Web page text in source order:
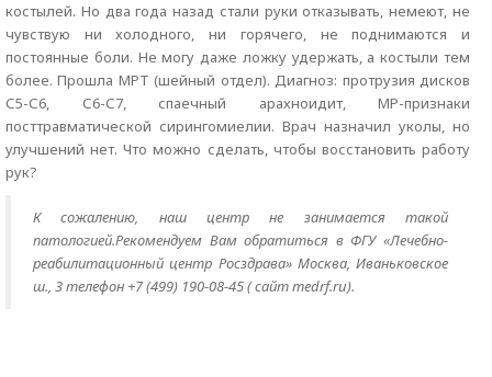
костылей. Но два года назад стали руки отказывать, немеют, не
чувствую ни холодного, ни горячего, не поднимаются и
постоянные боли. Не могу даже ложку удержать, а костыли тем
более. Прошла МРТ (шейный отдел). Диагноз: протрузия дисков
С5-С6, С6-С7, спаечный арахноидит, МР-признаки
посттравматической сирингомиелии. Врач назначил уколы, но
улучшений нет. Что можно сделать, чтобы восстановить работу
рук?
К сожалению, наш центр не занимается такой
патологией.Рекомендуем Вам обратиться в ФГУ «Лечебно-
реабилитационный центр Росздрава» Москва, Иваньковское
ш., 3 телефон +7 (499) 190-08-45 ( сайт medrf.ru).